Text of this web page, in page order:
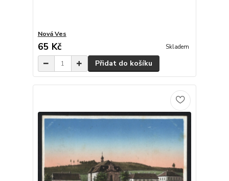
Nová Ves
65 Kč Skladem
Přidat do košíku